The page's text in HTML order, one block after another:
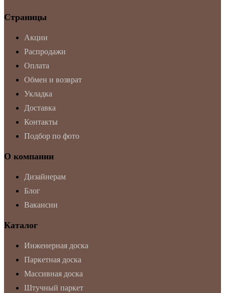
Страницы
Акции
Распродажи
Оплата
Обмен и возврат
Укладка
Доставка
Контакты
Подбор по фото
О компании
Дизайнерам
Блог
Вакансии
Каталог
Инженерная доска
Паркетная доска
Массивная доска
Штучный паркет